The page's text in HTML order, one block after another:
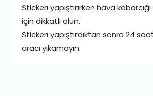
Stickerı yapıştırırken hava
için dikkatli olun.
Stickerı yapıştırdıktan sonra 24
aracı yıkamayın.